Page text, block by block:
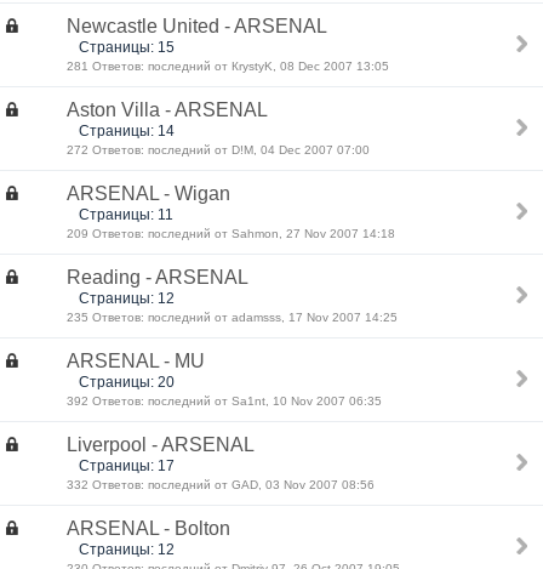
Newcastle United - ARSENAL
Страницы: 15
281 Ответов: последний от КrystyK, 08 Dec 2007 13:05
Aston Villa - ARSENAL
Страницы: 14
272 Ответов: последний от D!M, 04 Dec 2007 07:00
ARSENAL - Wigan
Страницы: 11
209 Ответов: последний от Sahmon, 27 Nov 2007 14:18
Reading - ARSENAL
Страницы: 12
235 Ответов: последний от adamsss, 17 Nov 2007 14:25
ARSENAL - MU
Страницы: 20
392 Ответов: последний от Sa1nt, 10 Nov 2007 06:35
Liverpool - ARSENAL
Страницы: 17
332 Ответов: последний от GAD, 03 Nov 2007 08:56
ARSENAL - Bolton
Страницы: 12